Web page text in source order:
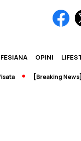
OPINI
[Breaking News]